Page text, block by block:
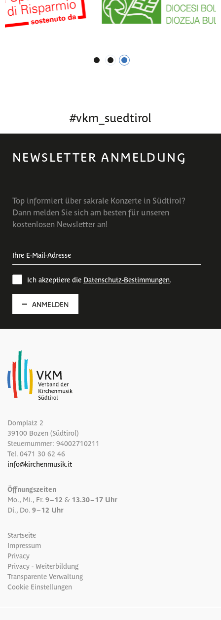
1 2 3
#vkm_suedtirol
NEWSLETTER ANMELDUNG
Top informiert über sakrale Konzerte in Südtirol?
Dann melden Sie sich am besten für unseren
kostenlosen Newsletter an!
Ich akzeptiere die Datenschutz-Bestimmungen
ANMELDEN
Domplatz 2
39100 Bozen (Südtirol)
Steuernummer: 94002710211
Tel. 0471 30 62 46
info@kirchenmusik.it
Öffnungszeiten
Mo., Mi., Fr. 9 – 12 & 13.30 – 17 Uhr
Di., Do. 9 – 12 Uhr
Startseite
Impressum
Privacy
Privacy - Weiterbildung
Transparente Verwaltung
Cookie Einstellungen